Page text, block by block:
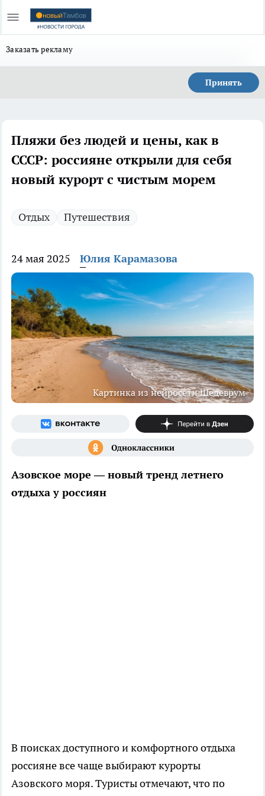
Заказать рекламу
Принять
Пляжи без людей и цены, как в
СССР: россияне открыли для себя
новый курорт с чистым морем
Отдых Путешествия
24 мая 2025 Юлия Карамазова
Картинка из нейросети Шедеврум
Азовское море — новый тренд летнего
отдыха у россиян
В поисках доступного и комфортного отдыха
россияне все чаще выбирают курорты
Азовского моря. Туристы отмечают, что по